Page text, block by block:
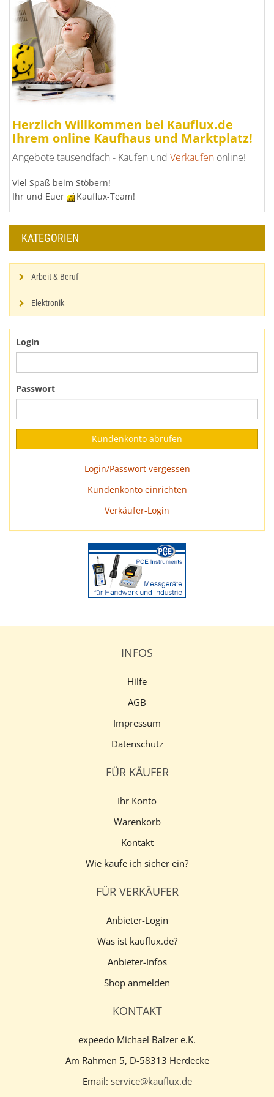
Herzlich Willkommen bei Kauflux.de
Ihrem online Kaufhaus und Marktplatz!
Angebote tausendfach - Kaufen und Verkaufen online!
Viel Spaß beim Stöbern!
Ihr und Euer
Kauflux-Team!
KATEGORIEN
Arbeit & Beruf
Elektronik
Login
Passwort
Login/Passwort vergessen
Kundenkonto einrichten
Verkäufer-Login
INFOS
Hilfe
AGB
Impressum
Datenschutz
FÜR KÄUFER
Ihr Konto
Warenkorb
Kontakt
Wie kaufe ich sicher ein?
FÜR VERKÄUFER
Anbieter-Login
Was ist kauflux.de?
Anbieter-Infos
Shop anmelden
KONTAKT
expeedo Michael Balzer e.K.
Am Rahmen 5, D-58313 Herdecke
Email: service@kauflux.de